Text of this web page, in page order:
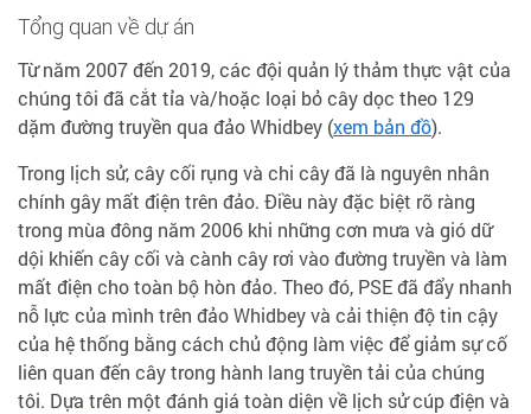
Tổng quan về dự án
Từ năm 2007 đến 2019, các đội quản lý thảm thực vật của
chúng tôi đã cắt tỉa và/hoặc loại bỏ cây dọc theo 129
dặm đường truyền qua đảo Whidbey (xem bản đồ).
Trong lịch sử, cây cối rụng và chi cây đã là nguyên nhân
chính gây mất điện trên đảo. Điều này đặc biệt rõ ràng
trong mùa đông năm 2006 khi những cơn mưa và gió dữ
dội khiến cây cối và cành cây rơi vào đường truyền và làm
mất điện cho toàn bộ hòn đảo. Theo đó, PSE đã đẩy nhanh
nỗ lực của mình trên đảo Whidbey và cải thiện độ tin cậy
của hệ thống bằng cách chủ động làm việc để giảm sự cố
liên quan đến cây trong hành lang truyền tải của chúng
tôi. Dựa trên một đánh giá toàn diện về lịch sử cúp điện và